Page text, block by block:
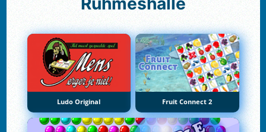
Ludo Original Fruit Connect 2